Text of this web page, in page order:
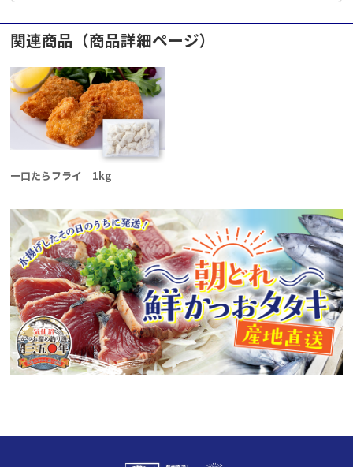
関連商品（商品詳細ページ）
一口たらフライ 1kg